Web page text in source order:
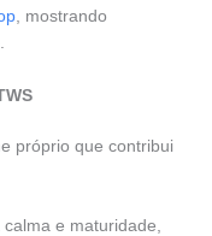
, mostrando
próprio que contribui
e maturidade,